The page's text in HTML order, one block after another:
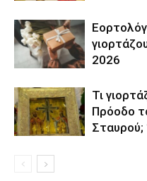
2026
Τι
Πρόοδο
Σταυρού;